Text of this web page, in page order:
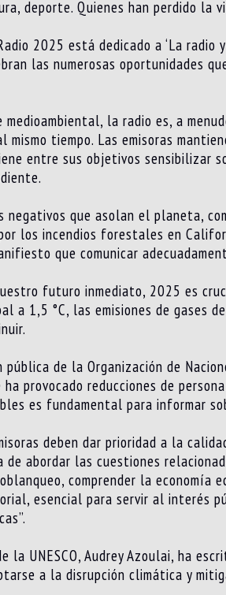
deporte. Quienes han perdido la
2025 está dedicado a ‘La radio
las numerosas oportunidades
la radio es, a
mismo tiempo. Las emisoras
entre sus objetivos sensibilizar
negativos que asolan el planeta,
los incendios forestales en
que comunicar
futuro inmediato, 2025 es
a 1,5 °C, las emisiones de gases
pública de la Organización de
ha provocado reducciones de
es fundamental para informar
deben dar prioridad a la
abordar las cuestiones
comprender la
esencial para servir al interés
la UNESCO, Audrey Azoulai, ha
a la disrupción climática y